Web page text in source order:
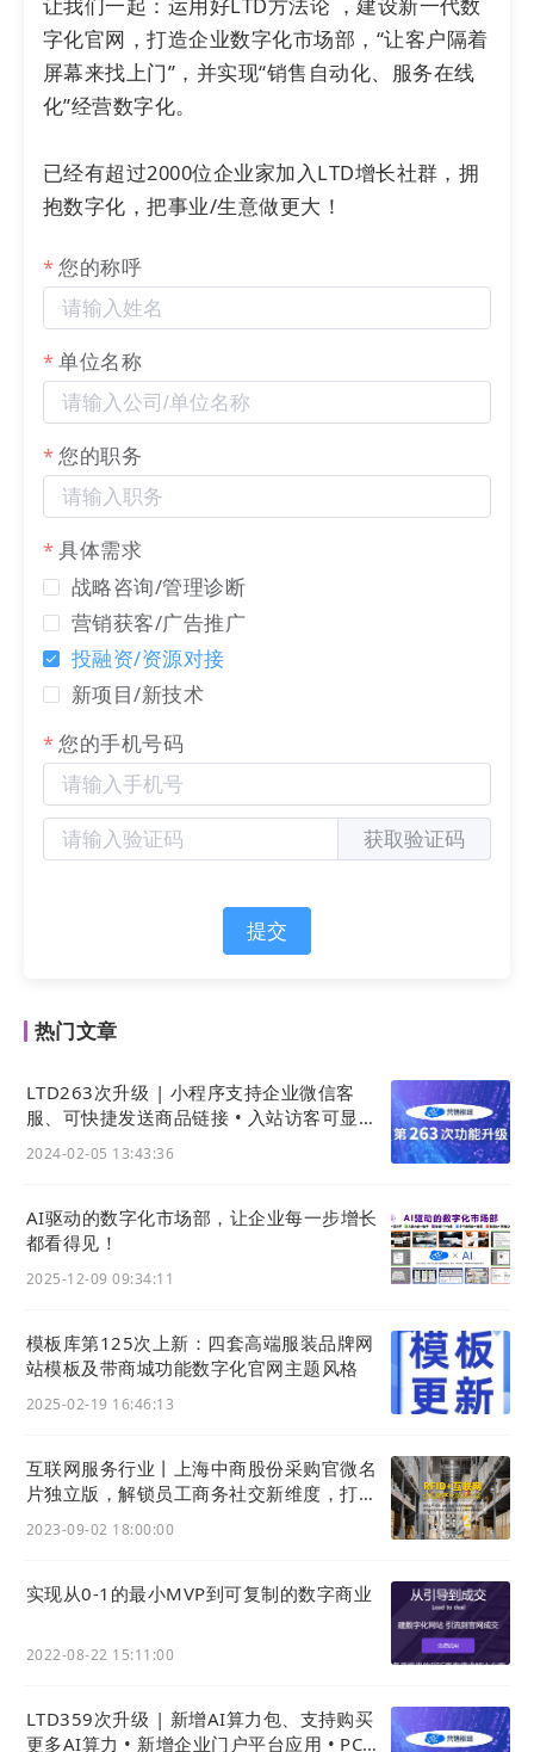
方式二：委托外包构建独立网站
每年15,000至30,000元，这种方式专业性
强，费用相对较高。一旦停止合作，可能会面
计划长期进行搜索引擎营销(SEM)活动的中到
大型外贸企业。
方式三：利用Saas技术搭建独立站
提供免费体验，无需任何建站经验，利用无代
码网站编辑器，允许用户自由编辑网站内容。
这是一个适合追求快速建站并有效获客的独立
运营者或中小企业的理想选择。
通过基础调研，瑞尔特发现官微建站是最适合
他需求的方式，因为它既简单又快捷，能够快
速的完成网站搭建并进行营销闭环。
流量是独立
可以看到有效且成本低廉的流量获取策略：
社交媒体平台吸引流量
线索管理，数据分析
尽管做好入站营销的很难，但在LTD营销枢纽
策略，不仅能够提升网站的流量，还为独立站
的营销获客打下了坚实的基础。
01 社媒主页一键跳转
部设置社媒主页跳转，实现社媒平台和
独立站之间的
字化官网，打造企业数字化市场部，“让客户隔着
屏幕来找上门”，并实现“销售自动化、服务在线
化”经营数字化。
已经有超过2000位企业家加入LTD增长社群，拥
抱数字化，把事业/生意做更大！
您的称呼
单位名称
您的职务
具体需求
战略咨询/管理诊断
营销获客/广告推广
投融资/资源对接
新项目/新技术
您的手机号码
获取验证码
提交
热门文章
LTD263次升级 | 小程序支持企业微信客
服、可快捷发送商品链接 • 入站访客可显示
2024-02-05 13:43:36
AI驱动的数字化市场部，让企业每一步增长
都看得见！
2025-12-09 09:34:11
模板库第125次上新：四套高端服装品牌网
站模板及带商城功能数字化官网主题风格
2025-02-19 16:46:13
互联网服务行业丨上海中商股份采购官微名
片独立版，解锁员工商务社交新维度，打造
2023-09-02 18:00:00
实现从0-1的最小MVP到可复制的数字商业
2022-08-22 15:11:00
LTD359次升级 | 新增AI算力包、支持购买
更多AI算力 • 新增企业门户平台应用 • PC商